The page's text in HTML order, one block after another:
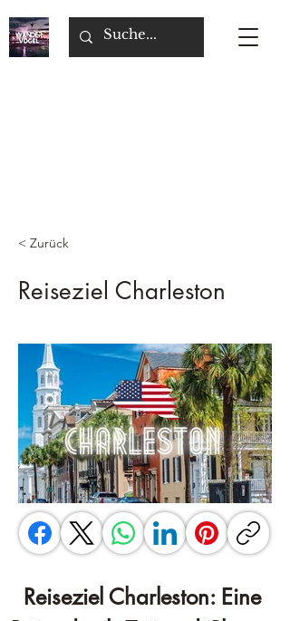
< Zurück
Reiseziel Charleston
Reiseziel Charleston: Eine